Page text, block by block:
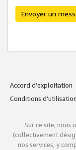
Envoyer un
Accord d’exploitation
Conditions d’utilisation
Sur ce site, nous
(collectivement
nos services, y